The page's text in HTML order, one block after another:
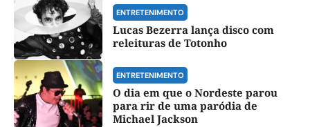
ENTRETENIMENTO
Lucas Bezerra lança disco com
releituras de Totonho
ENTRETENIMENTO
O dia em que o Nordeste parou
para rir de uma paródia de
Michael Jackson